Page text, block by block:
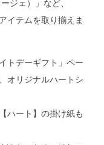
ジェ）」など、
イテムを取り揃えま
トデーギフト」ペー
オリジナルハートシ
ハート】の掛け紙も